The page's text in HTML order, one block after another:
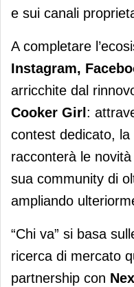
e sui canali
A completare
Instagram,
arricchite dal
Cooker Girl :
contest dedicato,
racconterà le
sua community di
ampliando
“Chi va” si basa
ricerca di mercato
partnership con